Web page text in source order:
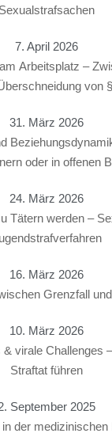
Sexualstrafsachen
7. April 2026
Arbeitsplatz –
von
31. März 2026
oder in offenen
24. März 2026
Tätern werden –
16. März 2026
Grenzfall
10. März 2026
virale Challenges
Straftat führen
September 2025
der